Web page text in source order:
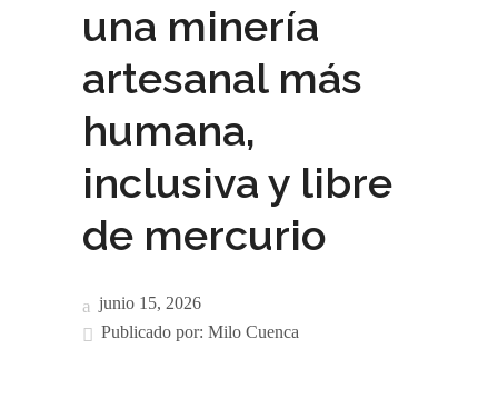
una minería
artesanal más
humana,
inclusiva y libre
de mercurio
junio 15, 2026
Publicado por: Milo Cuenca